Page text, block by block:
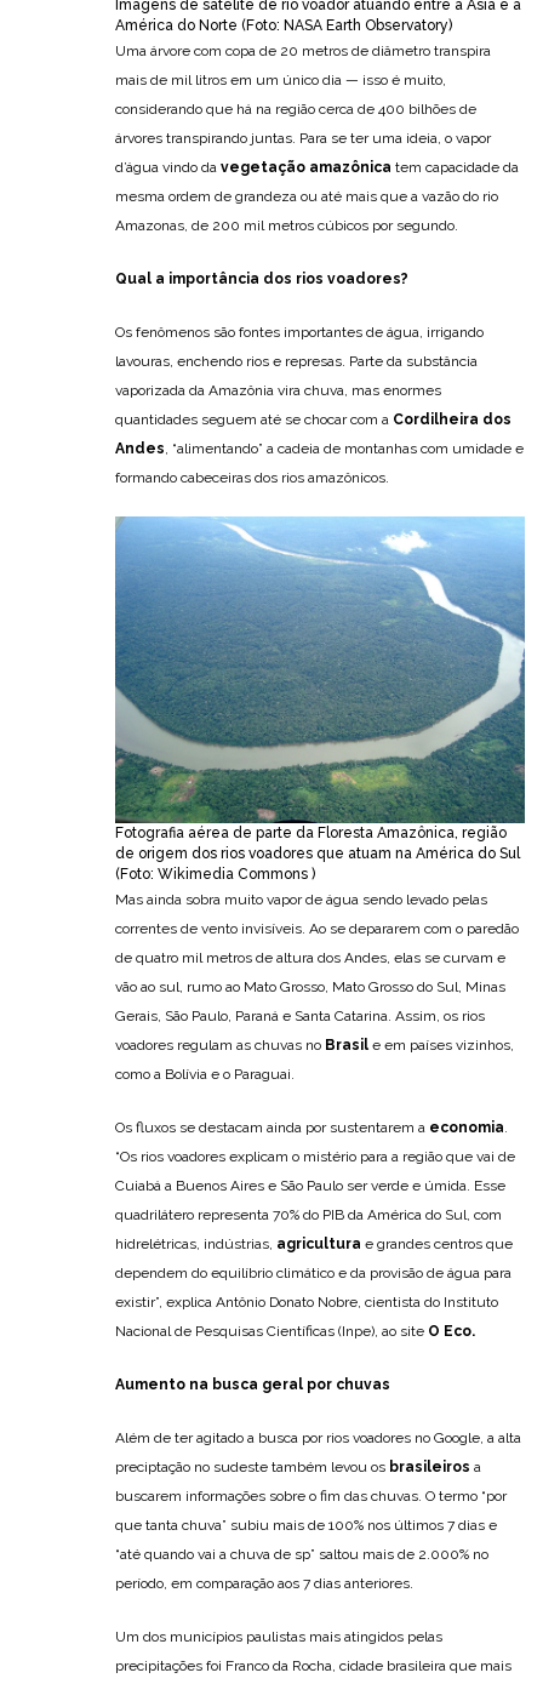
Imagens de satélite de rio voador atuando entre a Ásia e a
América do Norte (Foto: NASA Earth Observatory)
Uma árvore com copa de 20 metros de diâmetro transpira
mais de mil litros em um único dia — isso é muito,
considerando que há na região cerca de 400 bilhões de
árvores transpirando juntas. Para se ter uma ideia, o vapor
d’água vindo da vegetação amazônica tem capacidade da
mesma ordem de grandeza ou até mais que a vazão do rio
Amazonas, de 200 mil metros cúbicos por segundo.
Qual a importância dos rios voadores?
Os fenômenos são fontes importantes de água, irrigando
lavouras, enchendo rios e represas. Parte da substância
vaporizada da Amazônia vira chuva, mas enormes
quantidades seguem até se chocar com a Cordilheira dos
Andes , “alimentando” a cadeia de montanhas com umidade e
formando cabeceiras dos rios amazônicos.
Fotografia aérea de parte da Floresta Amazônica, região
de origem dos rios voadores que atuam na América do Sul
(Foto: Wikimedia Commons )
Mas ainda sobra muito vapor de água sendo levado pelas
correntes de vento invisíveis. Ao se depararem com o paredão
de quatro mil metros de altura dos Andes, elas se curvam e
vão ao sul, rumo ao Mato Grosso, Mato Grosso do Sul, Minas
Gerais, São Paulo, Paraná e Santa Catarina. Assim, os rios
voadores regulam as chuvas no Brasil e em países vizinhos,
como a Bolívia e o Paraguai.
Os fluxos se destacam ainda por sustentarem a economia.
“Os rios voadores explicam o mistério para a região que vai de
Cuiabá a Buenos Aires e São Paulo ser verde e úmida. Esse
quadrilátero representa 70% do PIB da América do Sul, com
hidrelétricas, indústrias, agricultura e grandes centros que
dependem do equilíbrio climático e da provisão de água para
existir”, explica Antônio Donato Nobre, cientista do Instituto
Nacional de Pesquisas Científicas (Inpe), ao site O Eco.
Aumento na busca geral por chuvas
Além de ter agitado a busca por rios voadores no Google, a alta
preciptação no sudeste também levou os brasileiros a
buscarem informações sobre o fim das chuvas. O termo “por
que tanta chuva” subiu mais de 100% nos últimos 7 dias e
“até quando vai a chuva de sp” saltou mais de 2.000% no
período, em comparação aos 7 dias anteriores.
Um dos municípios paulistas mais atingidos pelas
precipitações foi Franco da Rocha, cidade brasileira que mais